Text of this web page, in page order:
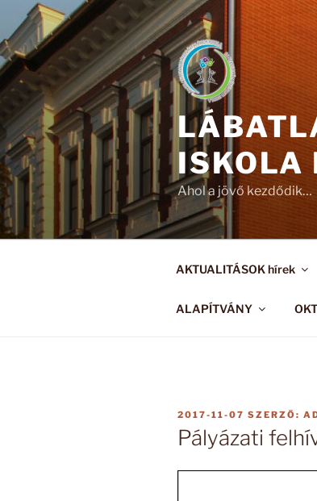
Tartalomhoz
ISKOLA
Ahol a jövő kezdődik…
AKTUALITÁSOK hírek
ALAPÍTVÁNY
BEKÜLDVE:
2017-11-07 SZERZŐ:
Pályázati